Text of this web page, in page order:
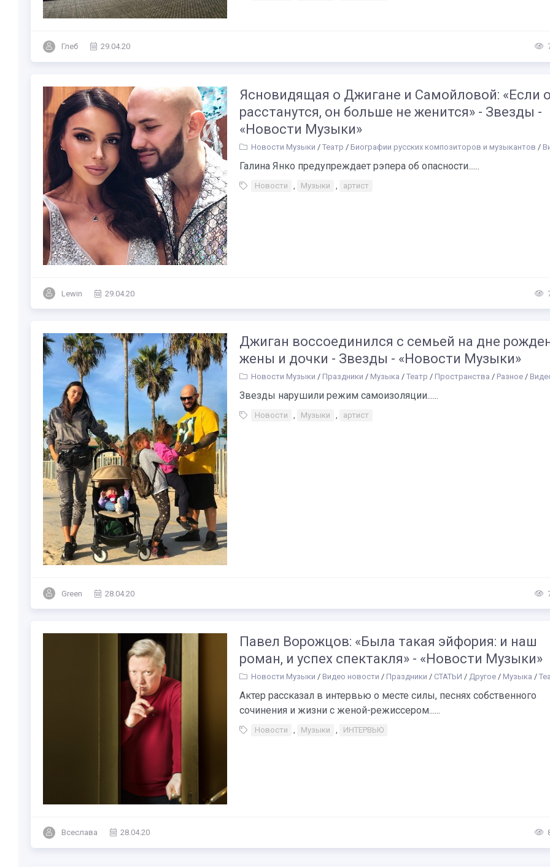
Глеб 29.04.20
Ясновидящая о Джигане и Самойловой: «Если
расстанутся, он больше не женится» - Звезды -
«Новости Музыки»
Новости Музыки / Театр / Биографии русских композиторов и музыкантов /
Галина Янко предупреждает рэпера об опасности......
Новости Музыки артист
Lewin 29.04.20
Джиган воссоединился с семьей на дне
жены и дочки - Звезды - «Новости Музыки»
Новости Музыки / Праздники / Музыка / Театр / Пространства / Разное / Видео
Звезды нарушили режим самоизоляции......
Новости , Музыки , артист
Green 28.04.20
Павел Ворожцов: «Была такая эйфория: и наш
роман, и успех спектакля» - «Новости Музыки»
Новости Музыки / Видео новости / Праздники / СТАТЬИ / Другое / Музыка /
Актер рассказал в интервью о месте силы, песнях собственного
сочинения и жизни с женой-режиссером......
Новости , Музыки , ИНТЕРВЬЮ
Всеслава 28.04.20